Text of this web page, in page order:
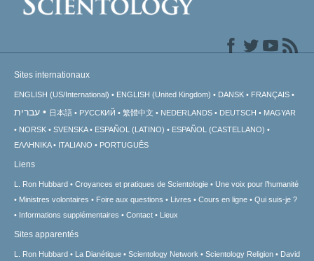
Sites internationaux
ENGLISH (US/International) ENGLISH (United Kingdom) DANSK FRANÇAIS
עברית 日本語 РУССКИЙ 繁體中文 NEDERLANDS DEUTSCH
MAGYAR
NORSK
SVENSKA ESPAÑOL (LATINO)
ESPAÑOL (CASTELLANO)
ΕΛΛΗΝΙΚA
ITALIANO PORTUGUÊS
Liens
L. Ron Hubbard Croyances et pratiques de Scientologie
Une voix pour l’humanité
Ministres volontaires
Foire aux questions Livres Cours en ligne
Qui suis-je ?
Informations supplémentaires
Contact Lieux
Sites apparentés
L. Ron Hubbard La Dianétique Scientology Network Scientology Religion
David